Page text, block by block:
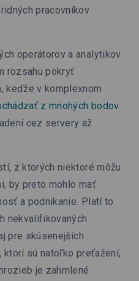
pracovníkov
operátorov a analytikov
rozsahu pokryť
keďže v komplexnom
z mnohých bodov
cez servery až
z ktorých niektoré môžu
by preto mohlo mať
a podnikanie. Platí to
nekvalifikovaných
pre skúsenejších
ktorí sú natoľko preťažení,
je zahmlené